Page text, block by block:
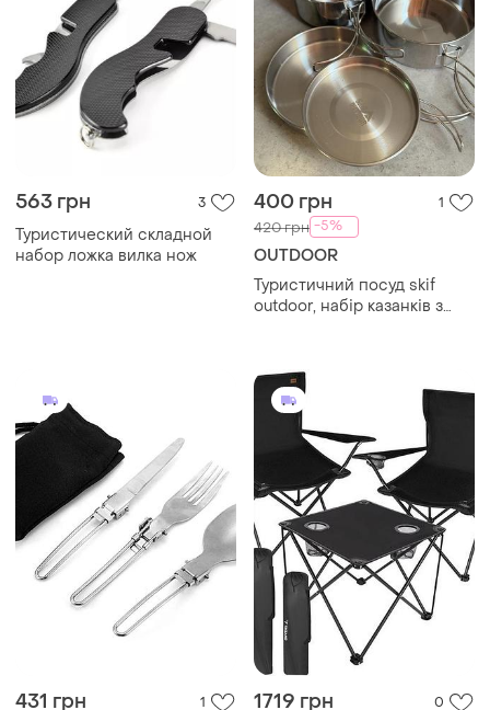
563 грн 3
Туристический складной
набор ложка вилка нож
400 грн 1
420 грн -5%
OUTDOOR
Туристичний посуд skif
outdoor, набір казанків з
431 грн 1 1719 грн 0